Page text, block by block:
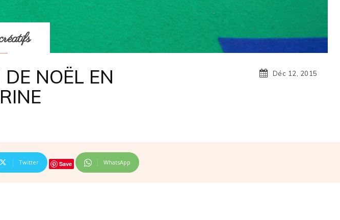
NOËL EN
Déc 12, 2015
Twitter Save WhatsApp